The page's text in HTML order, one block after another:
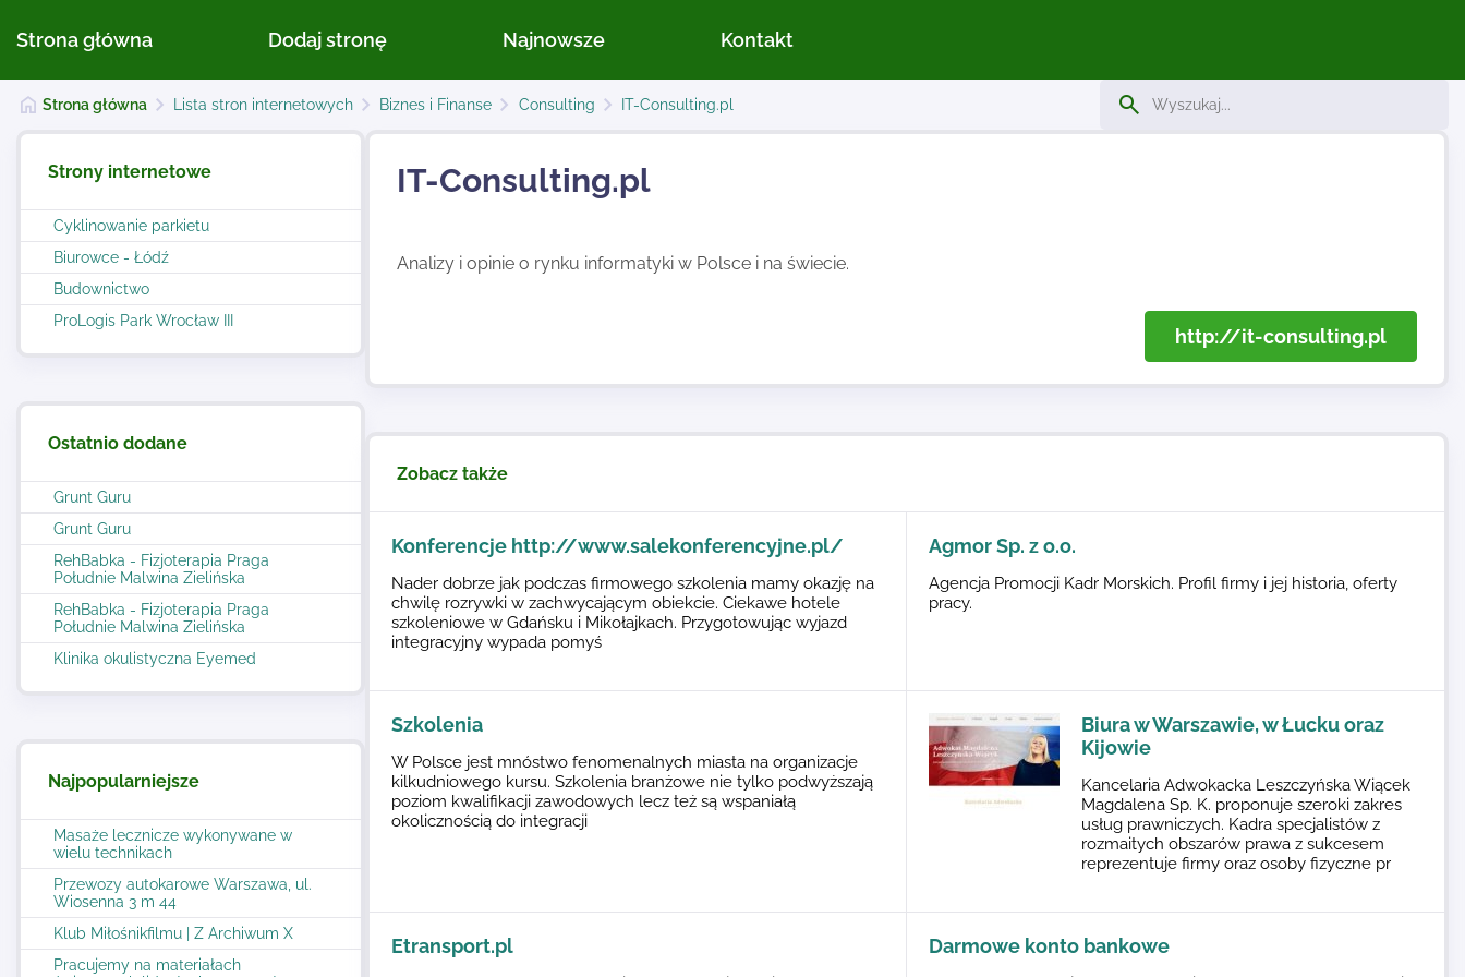
Strona główna Dodaj stronę Najnowsze Kontakt
Strona główna Lista stron internetowych Biznes i Finanse Consulting IT-Consulting.pl
Strony internetowe
Cyklinowanie parkietu
Biurowce - Łódź
Budownictwo
ProLogis Park Wrocław III
Ostatnio dodane
Grunt Guru
Grunt Guru
RehBabka - Fizjoterapia Praga
Południe Malwina Zielińska
RehBabka - Fizjoterapia Praga
Południe Malwina Zielińska
Klinika okulistyczna Eyemed
Najpopularniejsze
Masaże lecznicze wykonywane w
wielu technikach
Przewozy autokarowe Warszawa, ul.
Wiosenna 3 m 44
Klub Miłośnikfilmu | Z Archiwum X
Pracujemy na materiałach
IT-Consulting.pl
Analizy i opinie o rynku informatyki w Polsce i na świecie.
http://it-consulting.pl
Zobacz także
Konferencje http://www.salekonferencyjne.pl/
Nader dobrze jak podczas firmowego szkolenia mamy okazję na
chwilę rozrywki w zachwycającym obiekcie. Ciekawe hotele
szkoleniowe w Gdańsku i Mikołajkach. Przygotowując wyjazd
integracyjny wypada pomyś
Agmor Sp. z o.o.
Agencja Promocji Kadr Morskich. Profil firmy i jej historia, oferty
pracy.
Szkolenia
W Polsce jest mnóstwo fenomenalnych miasta na organizacje
kilkudniowego kursu. Szkolenia branżowe nie tylko podwyższają
poziom kwalifikacji zawodowych lecz też są wspaniałą
okolicznością do integracji
Biura w Warszawie, w Łucku oraz
Kijowie
Kancelaria Adwokacka Leszczyńska Wiącek
Magdalena Sp. K. proponuje szeroki zakres
usług prawniczych. Kadra specjalistów z
rozmaitych obszarów prawa z sukcesem
reprezentuje firmy oraz osoby fizyczne pr
Etransport.pl Darmowe konto bankowe